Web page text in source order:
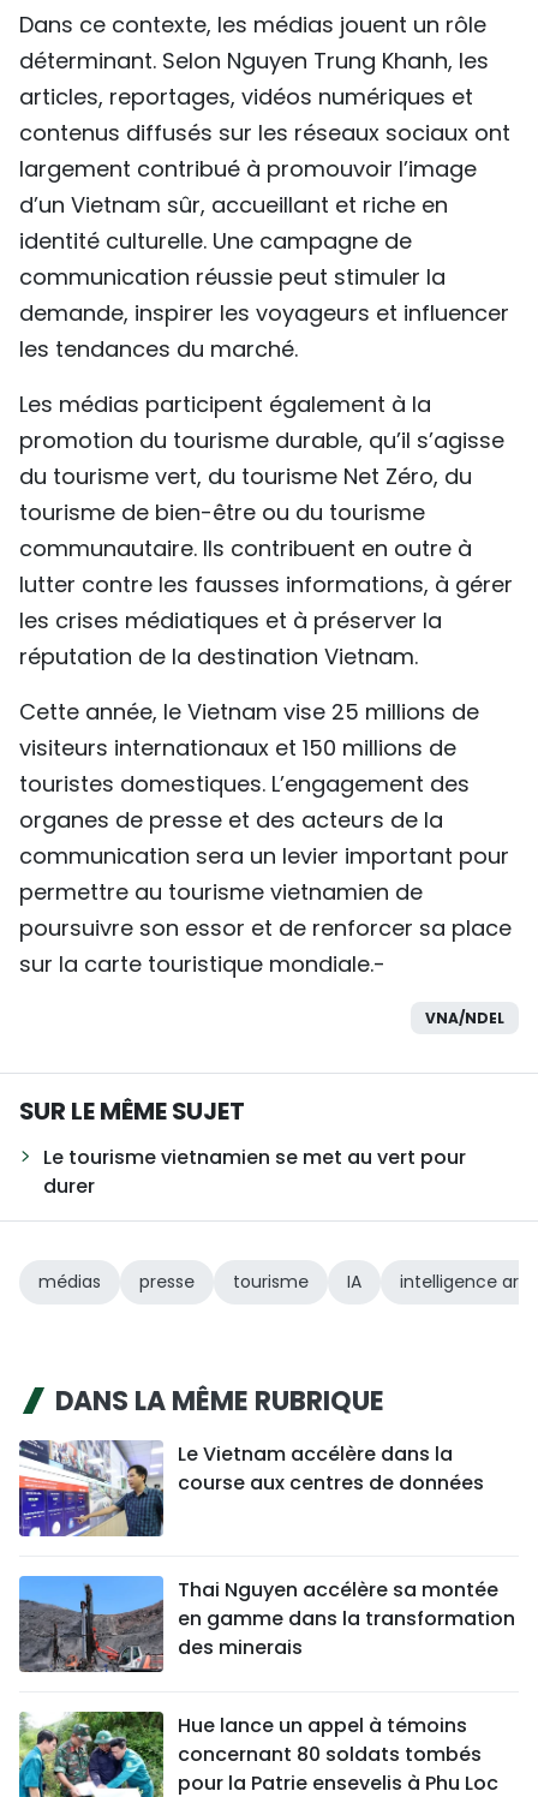
Dans ce contexte, les médias jouent un rôle
déterminant. Selon Nguyen Trung Khanh, les
articles, reportages, vidéos numériques et
contenus diffusés sur les réseaux sociaux ont
largement contribué à promouvoir l’image
d’un Vietnam sûr, accueillant et riche en
identité culturelle. Une campagne de
communication réussie peut stimuler la
demande, inspirer les voyageurs et influencer
les tendances du marché.
Les médias participent également à la
promotion du tourisme durable, qu’il s’agisse
du tourisme vert, du tourisme Net Zéro, du
tourisme de bien-être ou du tourisme
communautaire. Ils contribuent en outre à
lutter contre les fausses informations, à gérer
les crises médiatiques et à préserver la
réputation de la destination Vietnam.
Cette année, le Vietnam vise 25 millions de
visiteurs internationaux et 150 millions de
touristes domestiques. L’engagement des
organes de presse et des acteurs de la
communication sera un levier important pour
permettre au tourisme vietnamien de
poursuivre son essor et de renforcer sa place
sur la carte touristique mondiale.-
VNA/NDEL
SUR LE MÊME SUJET
Le tourisme vietnamien se met au vert pour
durer
médias presse tourisme IA intelligence
DANS LA MÊME RUBRIQUE
Le Vietnam accélère dans la
course aux centres de données
Thai Nguyen accélère sa montée
en gamme dans la transformation
des minerais
Hue lance un appel à témoins
concernant 80 soldats tombés
pour la Patrie ensevelis à Phu Loc